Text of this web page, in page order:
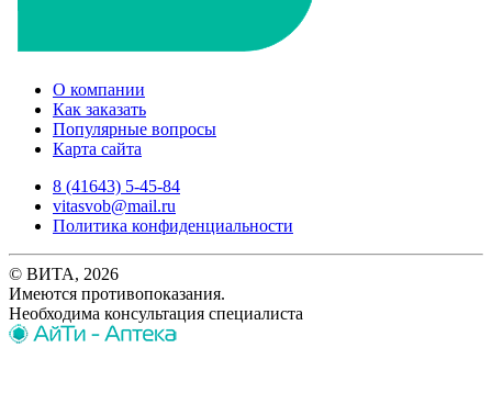
О компании
Как заказать
Популярные вопросы
Карта сайта
8 (41643) 5-45-84
vitasvob@mail.ru
Политика конфиденциальности
© ВИТА, 2026
Имеются противопоказания.
Необходима консультация специалиста